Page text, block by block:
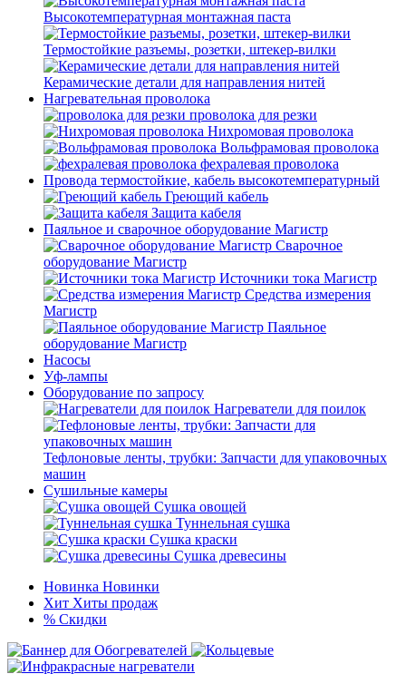
Высокотемпературная монтажная паста
Термостойкие разъемы, розетки, штекер-вилки
Керамические детали для направления нитей
Нагревательная проволока
проволока для резки
Нихромовая проволока
Вольфрамовая проволока
фехралевая проволока
Провода термостойкие, кабель высокотемпературный
Греющий кабель
Защита кабеля
Паяльное и сварочное оборудование Магистр
Сварочное
оборудование Магистр
Источники тока Магистр
Средства измерения
Магистр
Паяльное
оборудование Магистр
Насосы
Уф-лампы
Оборудование по запросу
Нагреватели для поилок
Тефлоновые ленты, трубки: Запчасти для упаковочных
машин
Сушильные камеры
Сушка овощей
Туннельная сушка
Сушка краски
Сушка древесины
Новинка Новинки
Хит Хиты продаж
% Скидки